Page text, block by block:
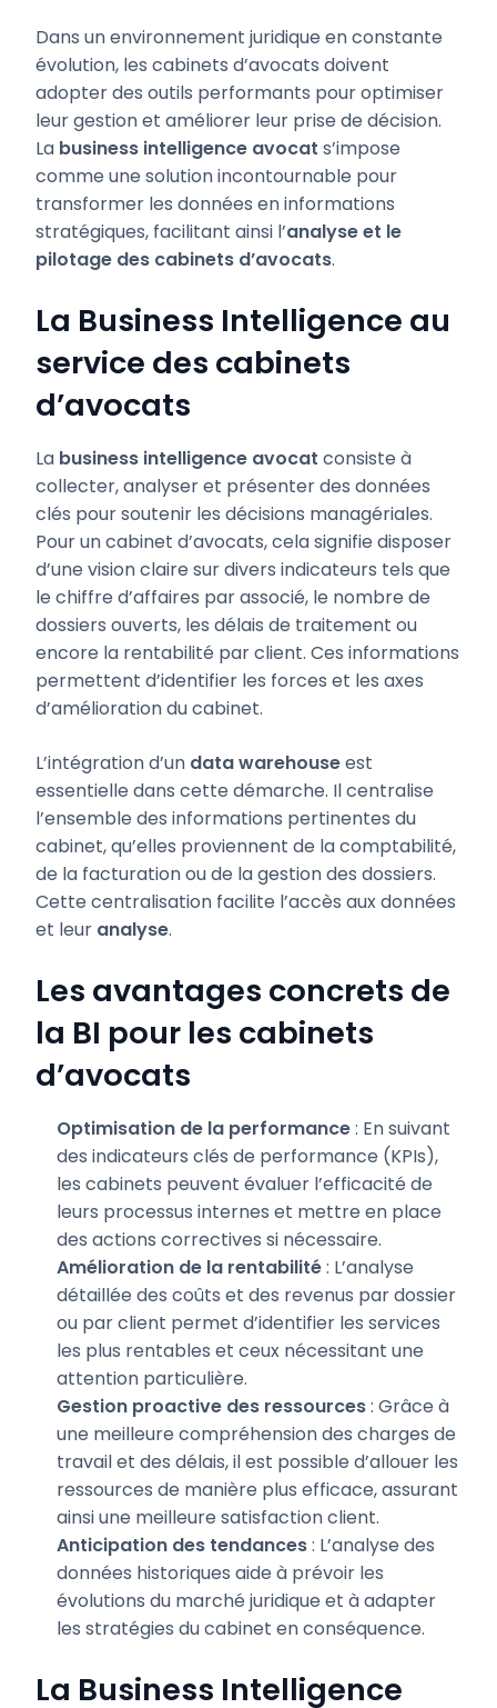
Dans un environnement juridique en constante
évolution, les cabinets d’avocats doivent
adopter des outils performants pour optimiser
leur gestion et améliorer leur prise de décision.
La business intelligence avocat s’impose
comme une solution incontournable pour
transformer les données en informations
stratégiques, facilitant ainsi l’analyse et le
pilotage des cabinets d’avocats.
La Business Intelligence au
service des cabinets
d’avocats
La business intelligence avocat consiste à
collecter, analyser et présenter des données
clés pour soutenir les décisions managériales.
Pour un cabinet d’avocats, cela signifie disposer
d’une vision claire sur divers indicateurs tels que
le chiffre d’affaires par associé, le nombre de
dossiers ouverts, les délais de traitement ou
encore la rentabilité par client. Ces informations
permettent d’identifier les forces et les axes
d’amélioration du cabinet.
L’intégration d’un data warehouseest
essentielle dans cette démarche. Il centralise
l’ensemble des informations pertinentes du
cabinet, qu’elles proviennent de la comptabilité,
de la facturation ou de la gestion des dossiers.
Cette centralisation facilite l’accès aux données
et leur analyse.
Les avantages concrets de
la BI pour les cabinets
d’avocats
Optimisation de la performance: En suivant
des indicateurs clés de performance (KPIs),
les cabinets peuvent évaluer l’efficacité de
leurs processus internes et mettre en place
des actions correctives si nécessaire.
Amélioration de la rentabilité: L’analyse
détaillée des coûts et des revenus par dossier
ou par client permet d’identifier les services
les plus rentables et ceux nécessitant une
attention particulière.
Gestion proactive des ressources: Grâce à
une meilleure compréhension des charges de
travail et des délais, il est possible d’allouer les
ressources de manière plus efficace, assurant
ainsi une meilleure satisfaction client.
Anticipation des tendances: L’analyse des
données historiques aide à prévoir les
évolutions du marché juridique et à adapter
les stratégies du cabinet en conséquence.
La Business Intelligence